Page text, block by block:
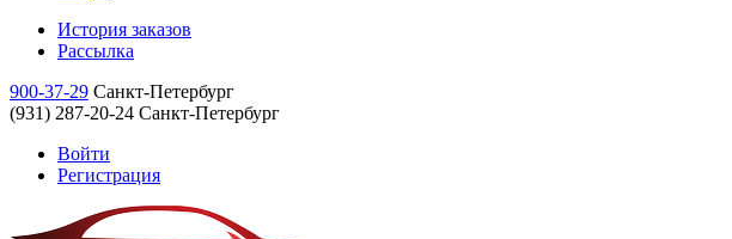
История заказов
Рассылка
900-37-29 Санкт-Петербург
(931) 287-20-24 Санкт-Петербург
Войти
Регистрация